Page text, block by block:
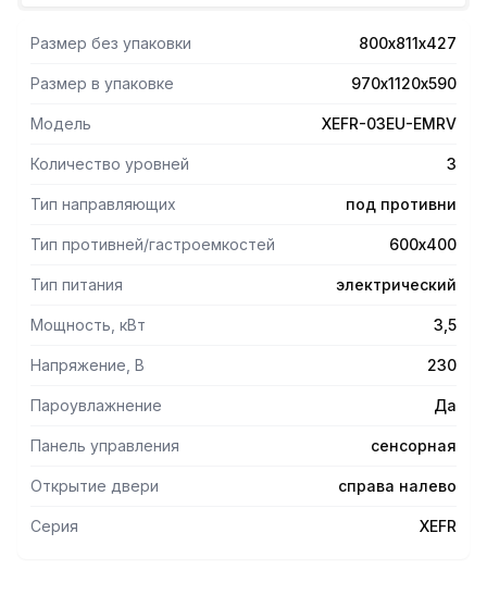
с автоматическим замком, открывается справа налево.
Встроенный WiFi-модуль для подключения к интернету.
Размер без упаковки 800х811х427
Размер в упаковке 970х1120х590
Модель XEFR-03EU-EMRV
Количество уровней 3
Тип направляющих под противни
Тип противней/гастроемкостей 600х400
Тип питания электрический
Мощность, кВт 3,5
Напряжение, В 230
Пароувлажнение Да
Панель управления сенсорная
Открытие двери справа налево
Серия XEFR